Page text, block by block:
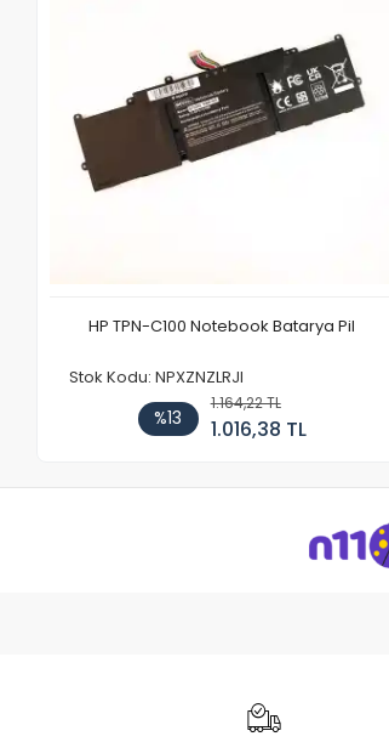
HP TPN-C100 Notebook Batarya Pil
Stok Kodu: NPXZNZLRJI
%13
1.164,22 TL
1.016,38 TL